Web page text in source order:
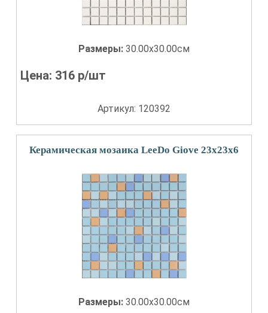
Размеры: 30.00x30.00см
Цена: 316 р/шт
Артикул: 120392
Керамическая мозаика LeeDo Giove 23x23x6
Размеры: 30.00x30.00см